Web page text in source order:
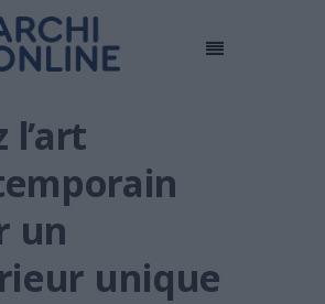
l’art
un
unique